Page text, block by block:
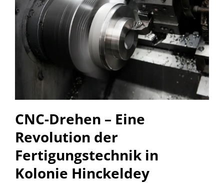
CNC-Drehen – Eine
Revolution der
Fertigungstechnik in
Kolonie Hinckeldey